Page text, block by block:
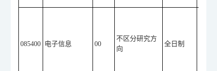
085400 电子信息 00
不区分研究方
向
全日制